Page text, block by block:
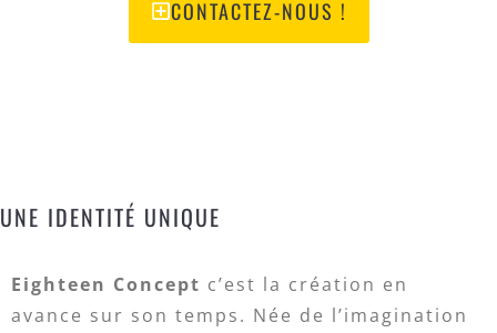
CONTACTEZ-NOUS !
UNE IDENTITÉ UNIQUE
Eighteen Concept c’est la création en
avance sur son temps. Née de l’imagination